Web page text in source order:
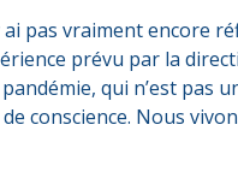
ai pas vraiment encore
prévu par la
qui n’est pas
conscience. Nous